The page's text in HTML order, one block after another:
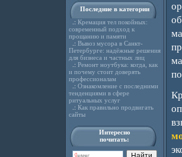
Последние в категории
.: Кремация тел покойных:
современный подход к
прощанию и памяти
.: Вывоз мусора в Санкт-
Петербурге: надёжные решения
для бизнеса и частных лиц
.: Ремонт ноутбука: когда, как
и почему стоит доверять
профессионалам
.: Ознакомление с последними
тенденциями в сфере
ритуальных услуг
.: Как правильно продвигать
сайты
Интересно
почитать: